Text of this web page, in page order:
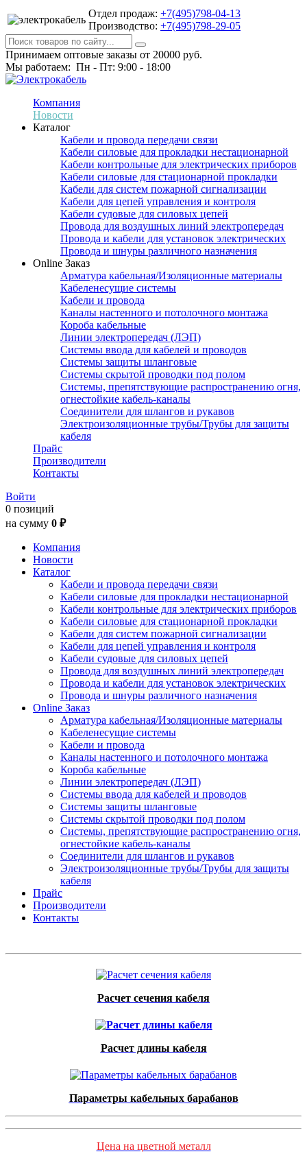
Отдел продаж: +7(495)798-04-13
Производство: +7(495)798-29-05
Принимаем оптовые заказы от 20000 руб.
Мы работаем: Пн - Пт: 9:00 - 18:00
Компания
Новости
Каталог
Кабели и провода передачи связи
Кабели силовые для прокладки нестационарной
Кабели контрольные для электрических приборов
Кабели силовые для стационарной прокладки
Кабели для систем пожарной сигнализации
Кабели для цепей управления и контроля
Кабели судовые для силовых цепей
Провода для воздушных линий электропередач
Провода и кабели для установок электрических
Провода и шнуры различного назначения
Online Заказ
Арматура кабельная/Изоляционные материалы
Кабеленесущие системы
Кабели и провода
Каналы настенного и потолочного монтажа
Короба кабельные
Линии электропередач (ЛЭП)
Системы ввода для кабелей и проводов
Системы защиты шланговые
Системы скрытой проводки под полом
Системы, препятствующие распространению огня,
огнестойкие кабель-каналы
Соединители для шлангов и рукавов
Электроизоляционные трубы/Трубы для защиты
кабеля
Прайс
Производители
Контакты
Войти
0 позиций
на сумму 0 ₽
Компания
Новости
Каталог
Кабели и провода передачи связи
Кабели силовые для прокладки нестационарной
Кабели контрольные для электрических приборов
Кабели силовые для стационарной прокладки
Кабели для систем пожарной сигнализации
Кабели для цепей управления и контроля
Кабели судовые для силовых цепей
Провода для воздушных линий электропередач
Провода и кабели для установок электрических
Провода и шнуры различного назначения
Online Заказ
Арматура кабельная/Изоляционные материалы
Кабеленесущие системы
Кабели и провода
Каналы настенного и потолочного монтажа
Короба кабельные
Линии электропередач (ЛЭП)
Системы ввода для кабелей и проводов
Системы защиты шланговые
Системы скрытой проводки под полом
Системы, препятствующие распространению огня,
огнестойкие кабель-каналы
Соединители для шлангов и рукавов
Электроизоляционные трубы/Трубы для защиты
кабеля
Прайс
Производители
Контакты
Расчет сечения кабеля
Расчет длины кабеля
Параметры кабельных барабанов
Цена на цветной металл